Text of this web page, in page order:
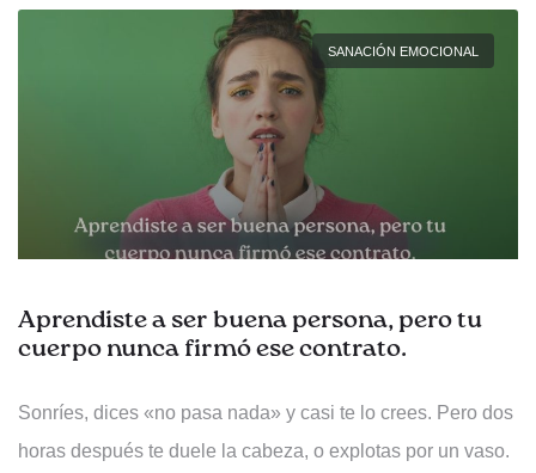
SANACIÓN EMOCIONAL
Aprendiste a ser buena persona, pero tu
cuerpo nunca firmó ese contrato.
Sonríes, dices «no pasa nada» y casi te lo crees. Pero dos
horas después te duele la cabeza, o explotas por un vaso.